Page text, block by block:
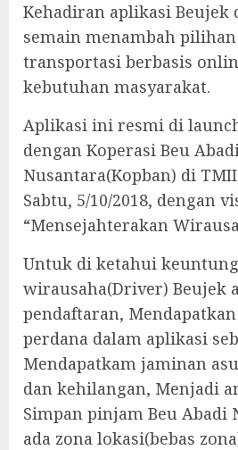
Kehadiran aplikasi Beujek
semain menambah
transportasi berbasis
kebutuhan masyarakat.
Aplikasi ini resmi di
dengan Koperasi Beu
Nusantara(Kopban) di
Sabtu, 5/10/2018, dengan
“Mensejahterakan
Untuk di ketahui
wirausaha(Driver) Beujek
pendaftaran,
perdana dalam aplikasi
Mendapatkam jaminan
dan kehilangan, Menjadi
Simpan pinjam Beu Abadi
ada zona lokasi(bebas